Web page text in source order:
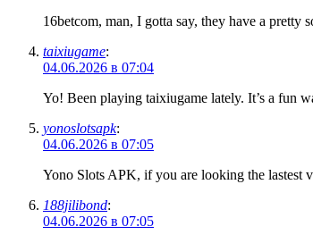
16betcom, man, I gotta say, they have a
taixiugame:
04.06.2026 в 07:04
Yo! Been playing taixiugame lately. It’s a fun
yonoslotsapk:
04.06.2026 в 07:05
Yono Slots APK, if you are looking the lastest
188jilibond:
04.06.2026 в 07:05